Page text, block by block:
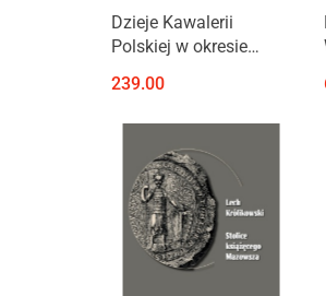
Produkt niedostępny
Dzieje Kawalerii
Polskiej w okresie
międzywojennego i II
wojny światowej
239.00